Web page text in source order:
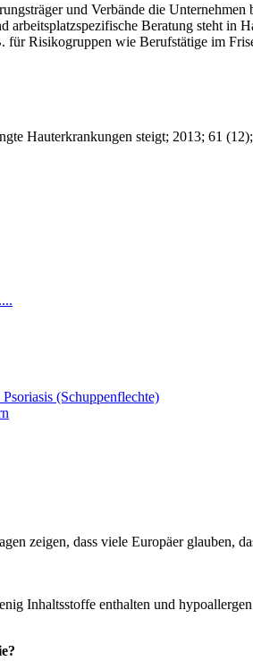
und Verbände die
Beratung steht in
Risikogruppen wie Berufstätige im
Hauterkrankungen steigt; 2013; 61
(Schuppenflechte)
zeigen, dass viele Europäer glauben,
Inhaltsstoffe enthalten und